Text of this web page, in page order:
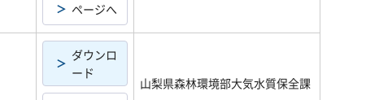
ページへ
ダウンロ
ード
山梨県森林環境部大気水質保全課